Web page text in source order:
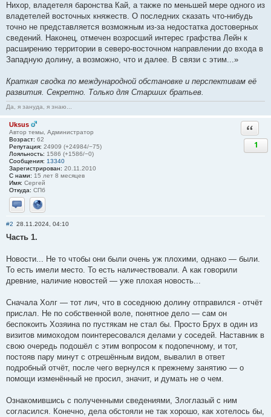
Нихор, владетеля баронства Кай, а также по меньшей мере одного из
владетелей восточных княжеств. О последних сказать что-нибудь
точно не представляется возможным из-за недостатка достоверных
сведений. Наконец, отмечен возросший интерес графства Лейн к
расширению территории в северо-восточном направлении до входа в
Западную долину, а возможно, что и далее. В связи с этим...»
Краткая сводка по международной обстановке и перспективам её
развития. Секретно. Только для Старших братьев.
Да, я зануда, я знаю...
Uksus
Автор темы, Администратор
Возраст: 62
Репутация: 24909 (+24984/−75)
Лояльность: 1586 (+1586/−0)
Сообщения: 13340
Зарегистрирован: 20.11.2010
С нами: 15 лет 8 месяцев
Имя: Сергей
Откуда: СПб
Отправить личное сообщение
Сайт
1
#2 28.11.2024, 04:10
Часть 1.
Новости... Не то чтобы они были очень уж плохими, однако — были.
То есть имели место. То есть наличествовали. А как говорили
древние, наличие новостей — уже плохая новость...
Сначала Холг — тот лич, что в соседнюю долину отправился - отчёт
прислал. Не по собственной воле, понятное дело — сам он
беспокоить Хозяина по пустякам не стал бы. Просто Брух в один из
визитов мимоходом поинтересовался делами у соседей. Наставник в
свою очередь подошёл с этим вопросом к подопечному, и тот,
постояв пару минут с отрешённым видом, вывалил в ответ
подробный отчёт, после чего вернулся к прежнему занятию — о
помощи изменённый не просил, значит, и думать не о чем.
Ознакомившись с полученными сведениями, Злоглазый с ним
согласился. Конечно, дела обстояли не так хорошо, как хотелось бы,